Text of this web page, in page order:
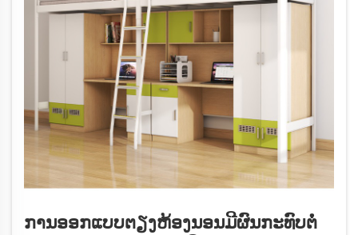
ການອອກແບບຕຽງຫ້ອງນອນມີຜົນກະທົບຕໍ່